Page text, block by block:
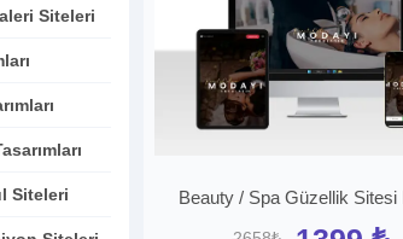
Siteleri
Siteleri Beauty / Spa Güzellik Sitesi